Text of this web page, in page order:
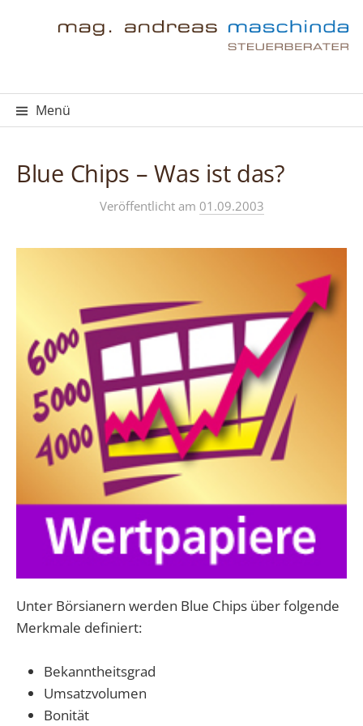
Menü
Blue Chips – Was ist das?
Veröffentlicht am 01.09.2003
Unter Börsianern werden Blue Chips über folgende
Merkmale definiert:
Bekanntheitsgrad
Umsatzvolumen
Bonität